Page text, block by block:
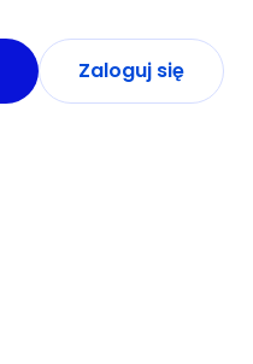
Zaloguj się